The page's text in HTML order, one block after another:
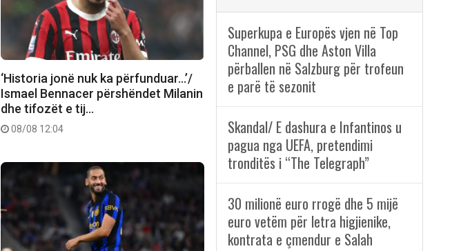
‘Historia jonë nuk ka përfunduar…’/
Ismael Bennacer përshëndet Milanin
dhe tifozët e tij…
08/08 12:04
Superkupa e Europës vjen në Top
Channel, PSG dhe Aston Villa
përballen në Salzburg për trofeun
e parë të sezonit
Skandal/ E dashura e Infantinos u
pagua nga UEFA, pretendimi
tronditës i “The Telegraph”
30 milionë euro rrogë dhe 5 mijë
euro vetëm për letra higjienike,
kontrata e çmendur e Salah